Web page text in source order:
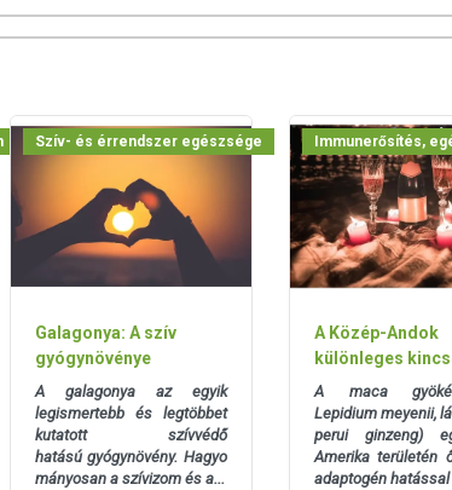
közben, tetszőleges mennyiségű folyadékkal
kapszula GALAGONYA fogyasztása ajánlott.
zselatin (kapszula)
º C alatti hőmérsékleten tárolandó.
levő európai uniós szabályozás szerint
a hagyományos étrend kiegészítését szolgálják, és
Bár az étrend-kiegészítők kedvező élettani
eltérő lehet, jelölésük, megjelenítésük, és
a készítményeknek betegséget megelőző vagy gyógyító
Szív- és érrendszer egészsége
Galagonya: A szív
gyógynövénye
A galagonya az egyik
legismertebb és legtöbbet
kutatott szívvédő
hatásúgyógynövény. Hagyo
mányosan a szívizom és a...
Immunerősítés,
A Közép-Andok
különleges
A maca
Lepidium meyenii,
perui ginzeng)
Amerika területén
adaptogén hatással